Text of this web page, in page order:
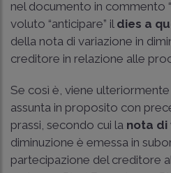
nel documento in commento
voluto “anticipare” il dies a
della nota di variazione in
creditore in relazione alle
Se così è, viene
assunta in proposito con
prassi, secondo cui la nota di
diminuzione è emessa in
partecipazione del creditore